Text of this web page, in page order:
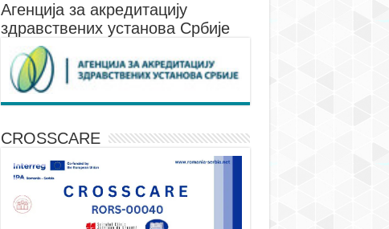
Агенцијa за акредитацију
здравствених установа Србије
CROSSCARE